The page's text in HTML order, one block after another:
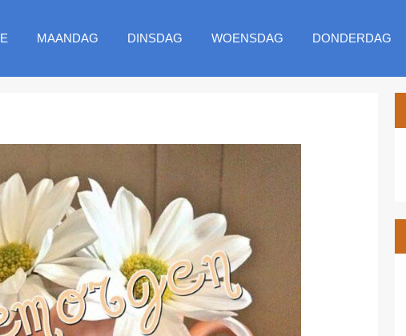
MAANDAG DINSDAG WOENSDAG DONDERDAG